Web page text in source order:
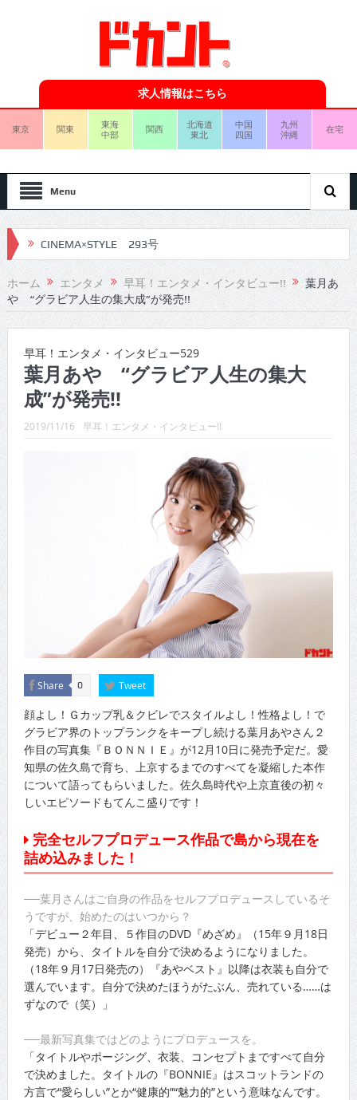
求人情報はこちら
東京 関東
東海
中部
関西
北海道
東北
中国
四国
九州
沖縄
在宅
Menu
CINEMA×STYLE 293号
CINEMA×STYLE 292号
CINEMA×STYLE 291号
CINEMA×STYLE 289号
CINEMA×STYLE 288号
CINEMA×STYLE 287号
CINEMA×STYLE 294号
ホーム エンタメ 早耳！エンタメ・インタビュー!!
葉月あ
や “グラビア人生の集大成”が発売!!
早耳！エンタメ・インタビュー529
葉月あや “グラビア人生の集大
成”が発売!!
2019/11/16 早耳！エンタメ・インタビュー!!
Share 0 Tweet
顔よし！Ｇカップ乳＆クビレでスタイルよし！性格よし！で
グラビア界のトップランクをキープし続ける葉月あやさん２
作目の写真集『ＢＯＮＮＩＥ』が12月10日に発売予定だ。愛
知県の佐久島で育ち、上京するまでのすべてを凝縮した本作
について語ってもらいました。佐久島時代や上京直後の初々
しいエピソードもてんこ盛りです！
完全セルフプロデュース作品で島から現在を
詰め込みました！
──葉月さんはご自身の作品をセルフプロデュースしているそ
うですが、始めたのはいつから？
「デビュー２年目、５作目のDVD『めざめ』（15年９月18日
発売）から、タイトルを自分で決めるようになりました。
（18年９月17日発売の）『あやベスト』以降は衣装も自分で
選んでいます。自分で決めたほうがたぶん、売れている……は
ずなので（笑）」
──最新写真集ではどのようにプロデュースを。
「タイトルやポージング、衣装、コンセプトまですべて自分
で決めました。タイトルの『BONNIE』はスコットランドの
方言で“愛らしい”とか“健康的”“魅力的”という意味なんです。